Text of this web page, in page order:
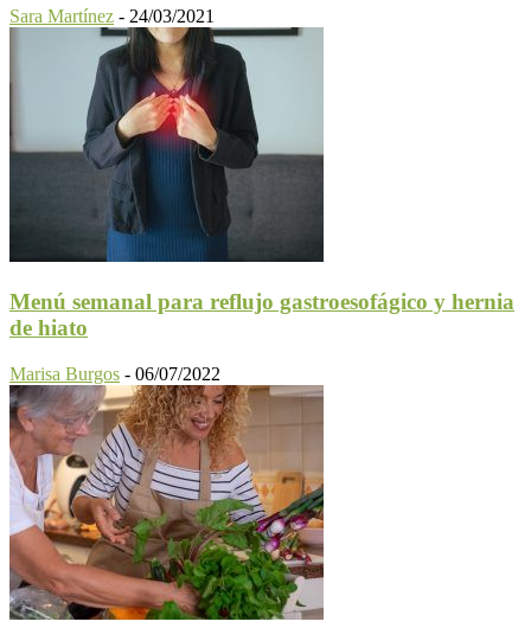
Sara Martínez - 24/03/2021
Menú semanal para reflujo gastroesofágico y hernia
de hiato
Marisa Burgos - 06/07/2022